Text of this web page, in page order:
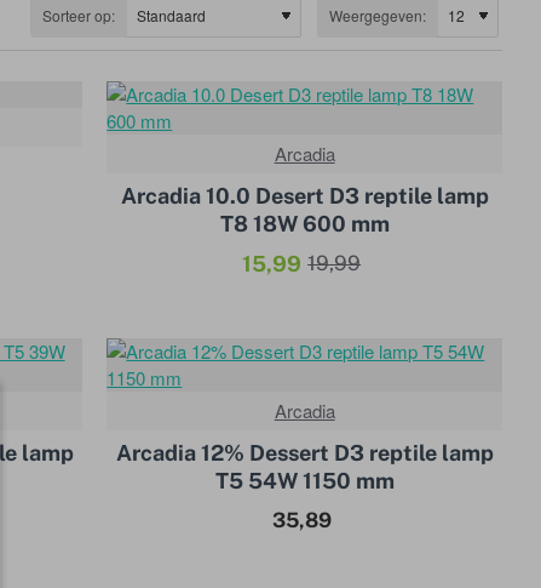
Sorteer op: Weergegeven:
Arcadia
Arcadia 10.0 Desert D3 reptile lamp
T8 18W 600 mm
15,99 19,99
lamp
Arcadia
Arcadia 12% Dessert D3 reptile lamp
T5 54W 1150 mm
35,89